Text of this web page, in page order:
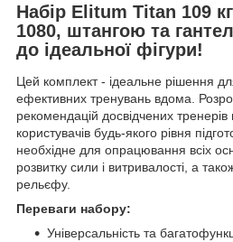
Набір Elitum Titan 109
1080, штангою та
до ідеальної фігури!
Цей комплект - ідеальне рішення
ефективних тренувань вдома.
рекомендацій досвідчених тренерів
користувачів будь-якого рівня
необхідне для опрацювання всіх
розвитку сили і витривалості, а
рельєфу.
Переваги набору:
Універсальність та